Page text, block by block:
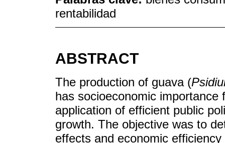
rentabilidad
ABSTRACT
The production of guava (
has socioeconomic
application of efficient public
growth. The objective was to
effects and economic